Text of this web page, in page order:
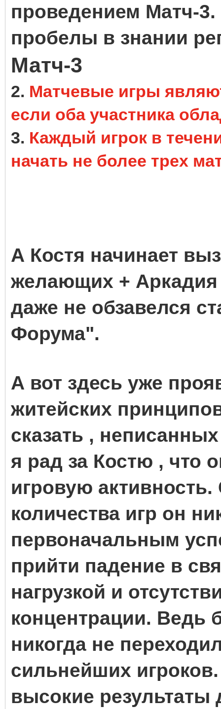
проведением Матч-
пробелы в знании
Матч-3
2. Матчевые игры
если оба участника
3. Каждый игрок в
начать не более трех
А Костя начинает
желающих +
даже не обзавелся
Форума".
А вот здесь уже
житейских
сказать ,
я рад за Костю , что
игровую активность.
количества игр он
первоначальным
прийти падение в
нагрузкой и
концентрации. Ведь
никогда не
сильнейших
высокие результаты